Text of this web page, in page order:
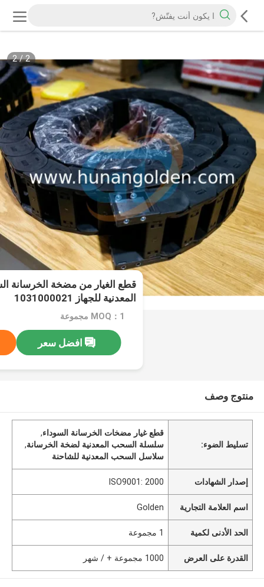
2
/
2
قطع الغيار من مضخة الخرسانة
المعدنية للجهاز 1031000021
MOQ：1 مجموعة
افضل سعر
منتوج وصف
تسليط الضوء:
قطع غيار مضخات الخرسانة السوداء,
سلسلة السحب المعدنية لضخة الخرسانة,
سلاسل السحب المعدنية للشاحنة
إصدار الشهادات ISO9001: 2000
اسم العلامة التجارية Golden
الحد الأدنى لكمية 1 مجموعة
القدرة على العرض 1000 مجموعة + / شهر